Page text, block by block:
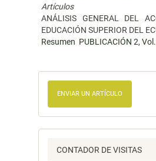
Artículos
ANÁLISIS GENERAL DEL
EDUCACIÓN SUPERIOR DEL
Resumen PUBLICACIÓN 2,
ENVIAR UN ARTÍCULO
CONTADOR DE VISITAS